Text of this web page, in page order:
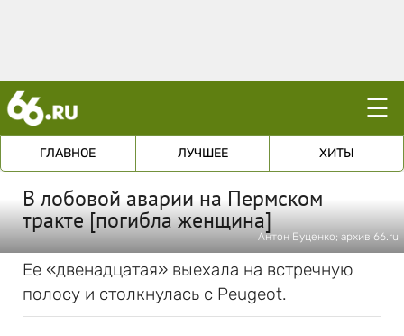
☰
ГЛАВНОЕ ЛУЧШЕЕ ХИТЫ
В лобовой аварии на Пермском
тракте [погибла женщина]
Антон Буценко; архив 66.ru
Ее «двенадцатая» выехала на встречную
полосу и столкнулась с Peugeot.